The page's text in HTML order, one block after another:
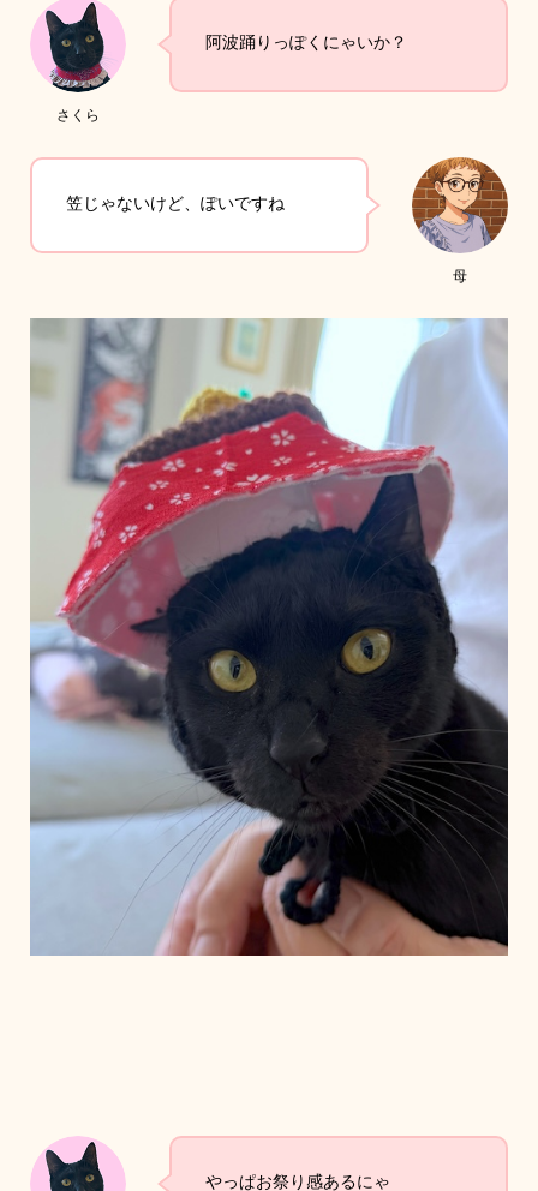
さくら
阿波踊りっぽくにゃいか？
母
笠じゃないけど、ぽいですね
やっぱお祭り感あるにゃ